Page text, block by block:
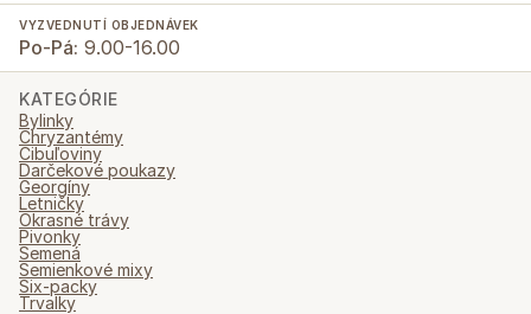
VYZVEDNUTÍ OBJEDNÁVEK
Po-Pá: 9.00-16.00
KATEGÓRIE
Bylinky
Chryzantémy
Cibuľoviny
Darčekové poukazy
Georgíny
Letničky
Okrasné trávy
Pivonky
Semená
Semienkové mixy
Six-packy
Trvalky